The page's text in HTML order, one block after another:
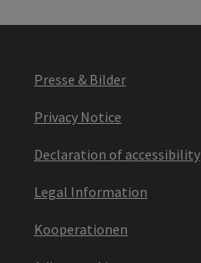
Presse & Bilder
Privacy Notice
Declaration of accessibility
Legal Information
Kooperationen